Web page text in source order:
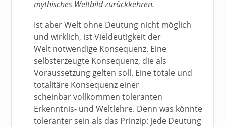
mythisches Weltbild zurückkehren.
Ist aber Welt ohne Deutung nicht möglich
und wirklich, ist Vieldeutigkeit der
Welt notwendige Konsequenz. Eine
selbsterzeugte Konsequenz, die als
Voraussetzung gelten soll. Eine totale und
totalitäre Konsequenz einer
scheinbar vollkommen toleranten
Erkenntnis- und Weltlehre. Denn was könnte
toleranter sein als das Prinzip: jede Deutung